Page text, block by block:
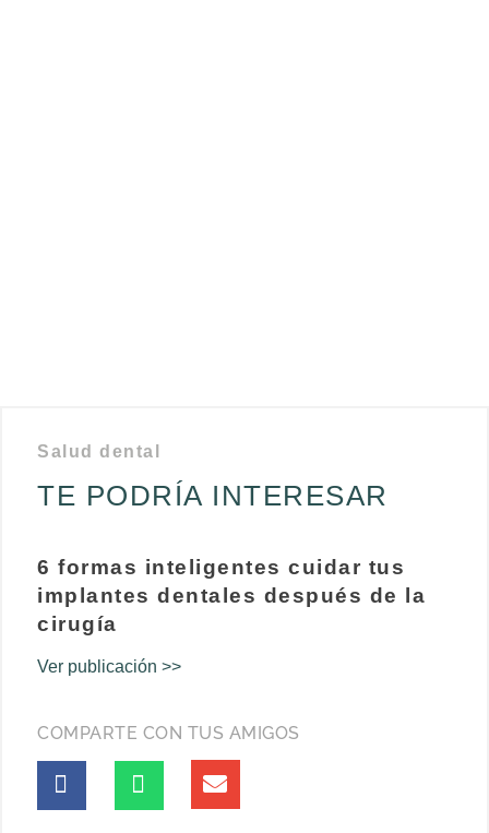
Salud dental
TE PODRÍA INTERESAR
6 formas inteligentes cuidar tus
implantes dentales después de la
cirugía
Ver publicación >>
COMPARTE CON TUS AMIGOS